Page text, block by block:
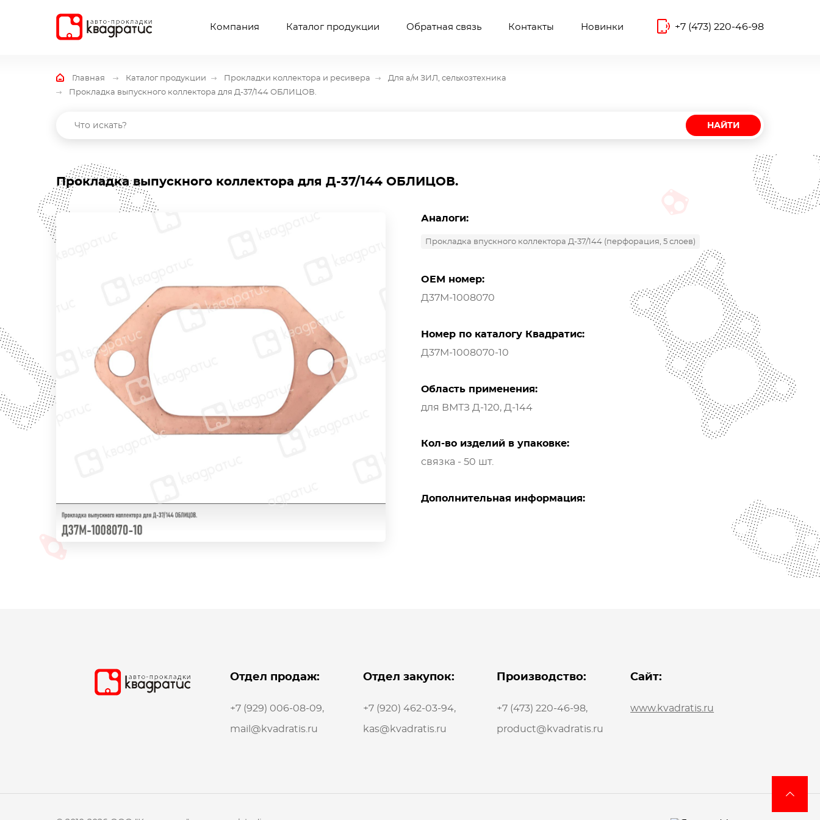
Компания Каталог продукции Обратная связь Контакты Новинки +7 (473) 220-46-98
Главная Каталог продукции Прокладки коллектора и ресивера
Для а/м ЗИЛ, сельхозтехника
Прокладка выпускного коллектора для Д-37/144 ОБЛИЦОВ.
НАЙТИ
Прокладка выпускного коллектора для Д-37/144 ОБЛИЦОВ.
Аналоги:
Прокладка впускного коллектора Д-37/144 (перфорация, 5 слоев)
OEM номер:
Д37М-1008070
Номер по каталогу Квадратис:
Д37М-1008070-10
Область применения:
для ВМТЗ Д-120, Д-144
Кол-во изделий в упаковке:
связка - 50 шт.
Дополнительная информация:
Отдел продаж:
+7 (929) 006-08-09,
mail@kvadratis.ru
Отдел закупок:
+7 (920) 462-03-94,
kas@kvadratis.ru
Производство:
+7 (473) 220-46-98,
product@kvadratis.ru
Сайт:
www.kvadratis.ru